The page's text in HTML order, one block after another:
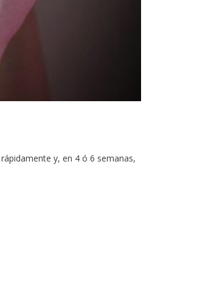
y, en 4 ó 6 semanas,